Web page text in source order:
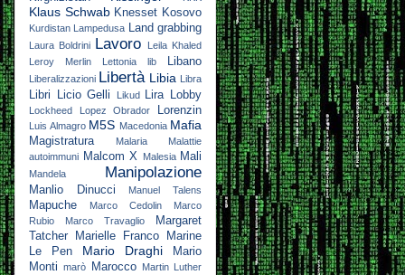
Klaus Schwab Knesset Kosovo
Kurdistan Lampedusa Land grabbing
Laura Boldrini Lavoro
Leila Khaled
Leroy Merlin
Lettonia lib Libano
Liberalizzazioni Libertà Libia Libra
Libri Licio Gelli Likud Lira Lobby
Lockheed Lopez Obrador Lorenzin
Luis Almagro M5S Macedonia Mafia
Magistratura Malaria
Malattie
autoimmuni Malcom X Malesia Mali
Mandela Manipolazione
Manlio Dinucci Manuel Talens
Mapuche Marco Cedolin
Marco
Rubio
Marco Travaglio
Margaret
Tatcher
Marielle Franco
Marine
Le Pen
Mario Draghi
Mario
Monti
marò Marocco
Martin Luther